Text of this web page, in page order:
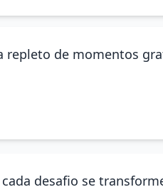
repleto de momentos
desafio se